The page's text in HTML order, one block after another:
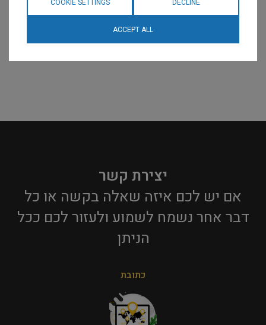
יצירת קשר
אם יש לכם איזה שאלה בקשה או כל
דבר אחר נשמח לשמוע ולעזור לכם ככל
הניתן​
כתובת
ACCEPT ALL